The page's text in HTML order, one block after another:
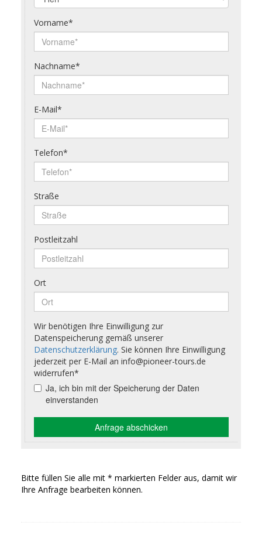
Bitte füllen Sie alle mit * markierten Felder aus, damit wir
Ihre Anfrage bearbeiten können.